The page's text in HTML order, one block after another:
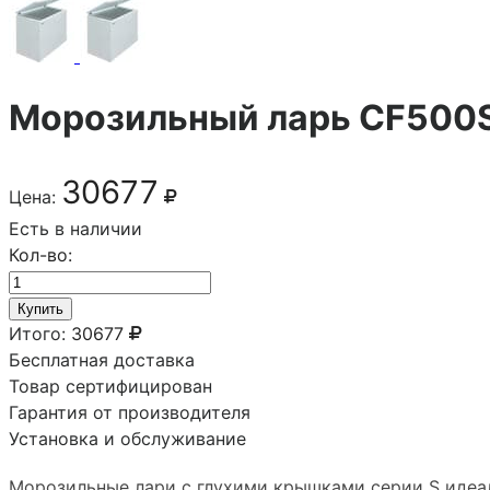
Морозильный ларь
Цена: 30677
Есть в наличии
Кол-во:
Купить
Итого: 30677
Бесплатная доставка
Товар сертифицирован
Гарантия от производителя
Установка и обслуживание